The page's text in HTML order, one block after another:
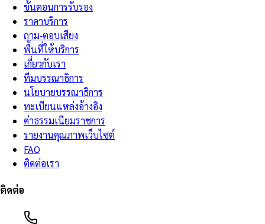
ขั้นตอนการรับรอง
ราคาบริการ
ถาม-ตอบเสียง
พื้นที่ให้บริการ
เกี่ยวกับเรา
ทีมบรรณาธิการ
นโยบายบรรณาธิการ
ทะเบียนแหล่งอ้างอิง
ค่าธรรมเนียมราชการ
รายงานคุณภาพเว็บไซต์
FAQ
ติดต่อเรา
ติดต่อ